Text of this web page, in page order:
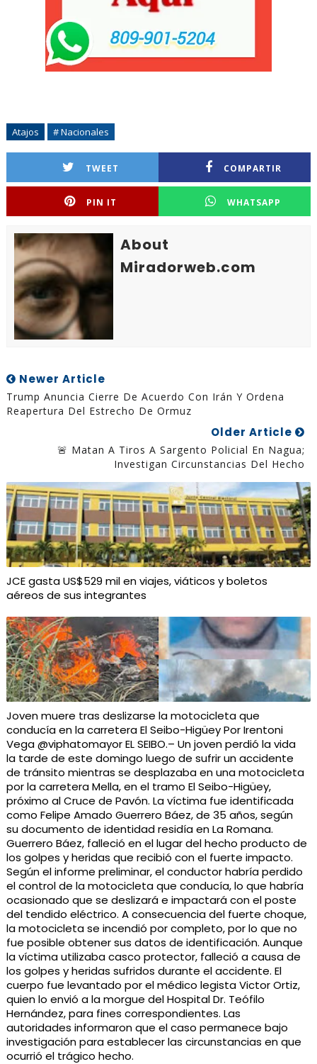
Atajos # Nacionales
TWEET COMPARTIR
PIN IT WHATSAPP
About
Miradorweb.com
Newer Article
Trump Anuncia Cierre De Acuerdo Con Irán Y Ordena
Reapertura Del Estrecho De Ormuz
Older Article
🚨 Matan A Tiros A Sargento Policial En Nagua;
Investigan Circunstancias Del Hecho
JCE gasta US$529 mil en viajes, viáticos y boletos
aéreos de sus integrantes
Joven muere tras deslizarse la motocicleta que
conducía en la carretera El Seibo-Higüey Por Irentoni
Vega @viphatomayor EL SEIBO.– Un joven perdió la vida
la tarde de este domingo luego de sufrir un accidente
de tránsito mientras se desplazaba en una motocicleta
por la carretera Mella, en el tramo El Seibo-Higüey,
próximo al Cruce de Pavón. La víctima fue identificada
como Felipe Amado Guerrero Báez, de 35 años, según
su documento de identidad residía en La Romana.
Guerrero Báez, falleció en el lugar del hecho producto de
los golpes y heridas que recibió con el fuerte impacto.
Según el informe preliminar, el conductor habría perdido
el control de la motocicleta que conducía, lo que habría
ocasionado que se deslizará e impactará con el poste
del tendido eléctrico. A consecuencia del fuerte choque,
la motocicleta se incendió por completo, por lo que no
fue posible obtener sus datos de identificación. Aunque
la víctima utilizaba casco protector, falleció a causa de
los golpes y heridas sufridos durante el accidente. El
cuerpo fue levantado por el médico legista Victor Ortiz,
quien lo envió a la morgue del Hospital Dr. Teófilo
Hernández, para fines correspondientes. Las
autoridades informaron que el caso permanece bajo
investigación para establecer las circunstancias en que
ocurrió el trágico hecho.